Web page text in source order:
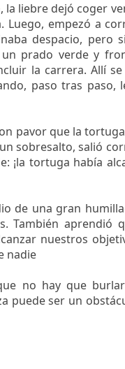
la liebre dejó coger
Luego, empezó a
despacio, pero
prado verde y
la carrera. Allí
paso tras paso,
pavor que la
sobresalto, salió
¡la tortuga había
de una gran
También aprendió
nuestros
nadie
no hay que
puede ser un